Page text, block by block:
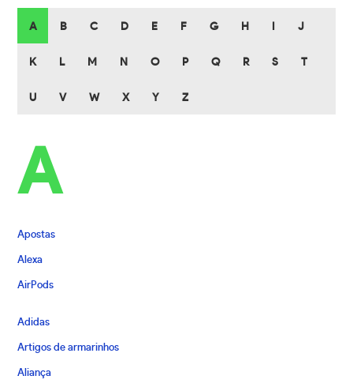
A B C D E F G H J
K L M N O P Q R S T
U V W X Y Z
A
Apostas
Alexa
AirPods
Adidas
Artigos de armarinhos
Aliança